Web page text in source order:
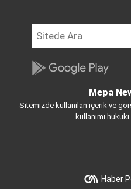
Mepa
Sitemizde kullanılan içerik ve
kullanımı
Haber